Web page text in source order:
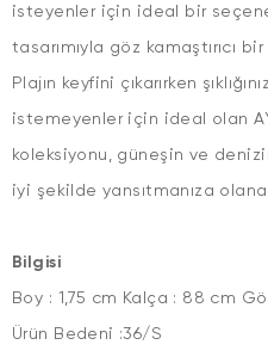
isteyenler için ideal bir
tasarımıyla göz kamaştırıcı
Plajın keyfini çıkarırken
istemeyenler için ideal olan
koleksiyonu, güneşin ve denizin
iyi şekilde
Bilgisi
Boy : 1,75 cm Kalça : 88 cm
Ürün Bedeni :36/S